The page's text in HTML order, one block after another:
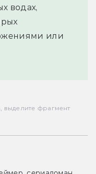
водах,
или
выделите фрагмент